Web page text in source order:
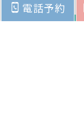
電話予約